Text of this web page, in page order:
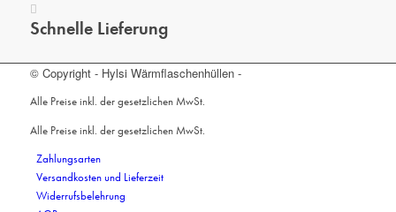
Schnelle Lieferung
© Copyright - Hylsi Wärmflaschenhüllen -
Alle Preise inkl. der gesetzlichen MwSt.
Alle Preise inkl. der gesetzlichen MwSt.
Zahlungsarten
Versandkosten und Lieferzeit
Widerrufsbelehrung